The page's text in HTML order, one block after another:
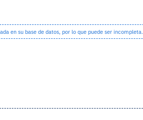
en su base de datos, por lo que puede ser incompleta.